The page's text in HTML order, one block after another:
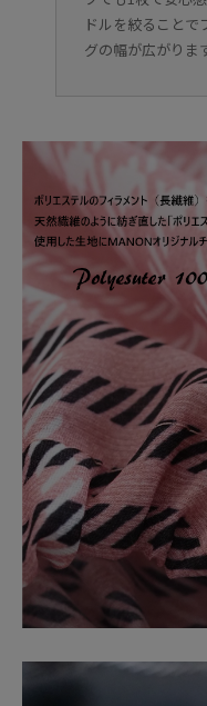
ドルを絞ることで
グの幅が広がりま